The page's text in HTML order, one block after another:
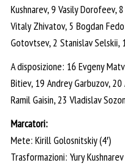
Kushnarev, 9 Vasily Dorofeev,
Vitaly Zhivatov, 5 Bogdan
Gotovtsev, 2 Stanislav Selskii,
A disposizione: 16 Evgeny
Bitiev, 19 Andrey Garbuzov,
Ramil Gaisin, 23 Vladislav
Marcatori:
Mete: Kirill Golosnitskiy (4′)
Trasformazioni: Yury Kushnarev